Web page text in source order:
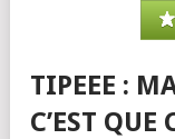
TIPEEE :
C’EST QUE